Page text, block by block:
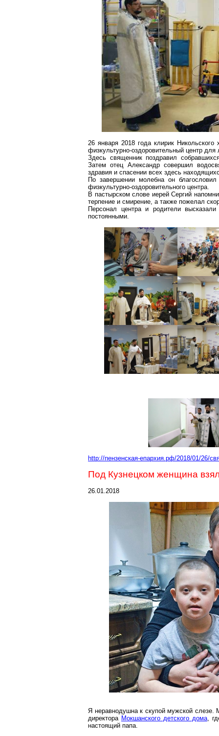
26 января 2018 года клирик Никольского
физкультурно-оздоровительный центр
Здесь священник поздравил
Затем отец Александр совершил
здравия и спасении всех здесь
По завершении молебна он
физкультурно-оздоровительного центра.
В пастырском слове иерей Сергий
терпение и смирение, а также пожелал
Персонал центра и родители
постоянными.
http://пензенская-епархия.рф/2018/01/26/
Под Кузнецком женщина
26.01.2018
Я неравнодушна к скупой мужской
директора Мокшанскогодетского дома,
настоящий папа.